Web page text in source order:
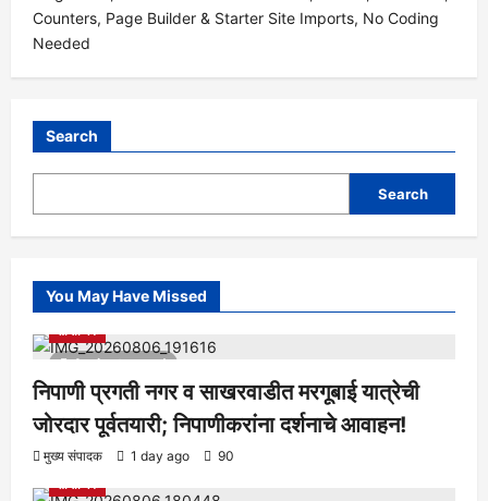
Search
Search
You May Have Missed
1 minute read
आरोग्य क्रीडा ताज्या बातम्या
निपाणी प्रगती नगर व साखरवाडीत मरगूबाई यात्रेची
जोरदार पूर्वतयारी; निपाणीकरांना दर्शनाचे आवाहन!
मुख्य संपादक 1 day ago 90
आरोग्य क्रीडा ताज्या बातम्या